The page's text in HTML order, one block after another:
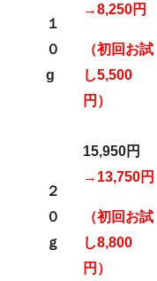
１
０
g
→8,250円
（初回お試
し5,500
円）
２
０
ｇ
15,950円
→13,750円
（初回お試
し8,800
円）